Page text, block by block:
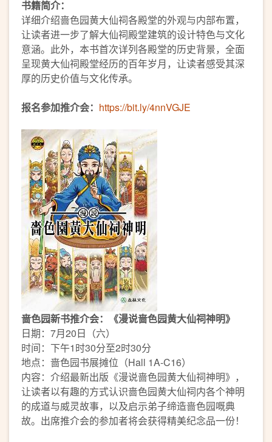
书籍简介：
详细介绍啬色园黄大仙祠各殿堂的外观与内部布置，
让读者进一步了解大仙祠殿堂建筑的设计特色与文化
意涵。此外，本书首次详列各殿堂的历史背景，全面
呈现黄大仙祠殿堂经历的百年岁月，让读者感受其深
厚的历史价值与文化传承。
报名参加推介会： https://bit.ly/4nnVGJE
啬色园新书推介会：《漫说啬色园黄大仙祠神明》
日期：7月20日（六）
时间：下午1时30分至2时30分
地点：啬色园书展摊位（Hall 1A-C16）
内容：介绍最新出版《漫说啬色园黄大仙祠神明》，
让读者以有趣的方式认识啬色园黄大仙祠内各个神明
的成道与威灵故事，以及启示弟子缔造啬色园嘅典
故。出席推介会的参加者将会获得精美纪念品一份！